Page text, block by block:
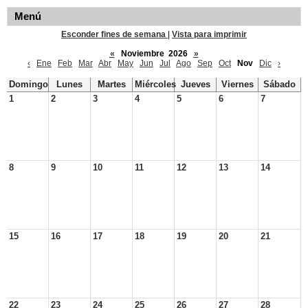
Menú
Esconder fines de semana
Vista para imprimir
«
Noviembre 2026
»
‹
Ene Feb Mar Abr May Jun Jul Ago Sep Oct Nov Dic ›
Domingo Lunes Martes Miércoles Jueves Viernes
Sábado
1
2 3 4 5 6 7
8 9 10 11 12 13 14
15 16 17 18 19 20 21
22 23 24 25 26 27 28